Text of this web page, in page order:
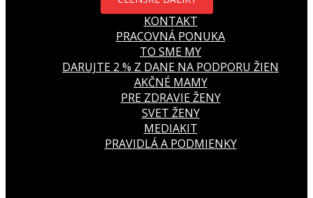
KONTAKT
PRACOVNÁ PONUKA
TO SME MY
DARUJTE 2 % Z DANE NA PODPORU ŽIEN
AKČNÉ MAMY
PRE ZDRAVIE ŽENY
SVET ŽENY
MEDIAKIT
PRAVIDLÁ A PODMIENKY